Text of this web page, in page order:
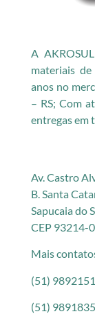
A
materiais
anos no
– RS; Com
entregas em
Av. Castro
B. Santa
Sapucaia do
CEP 93214-
Mais
(51)
(51)